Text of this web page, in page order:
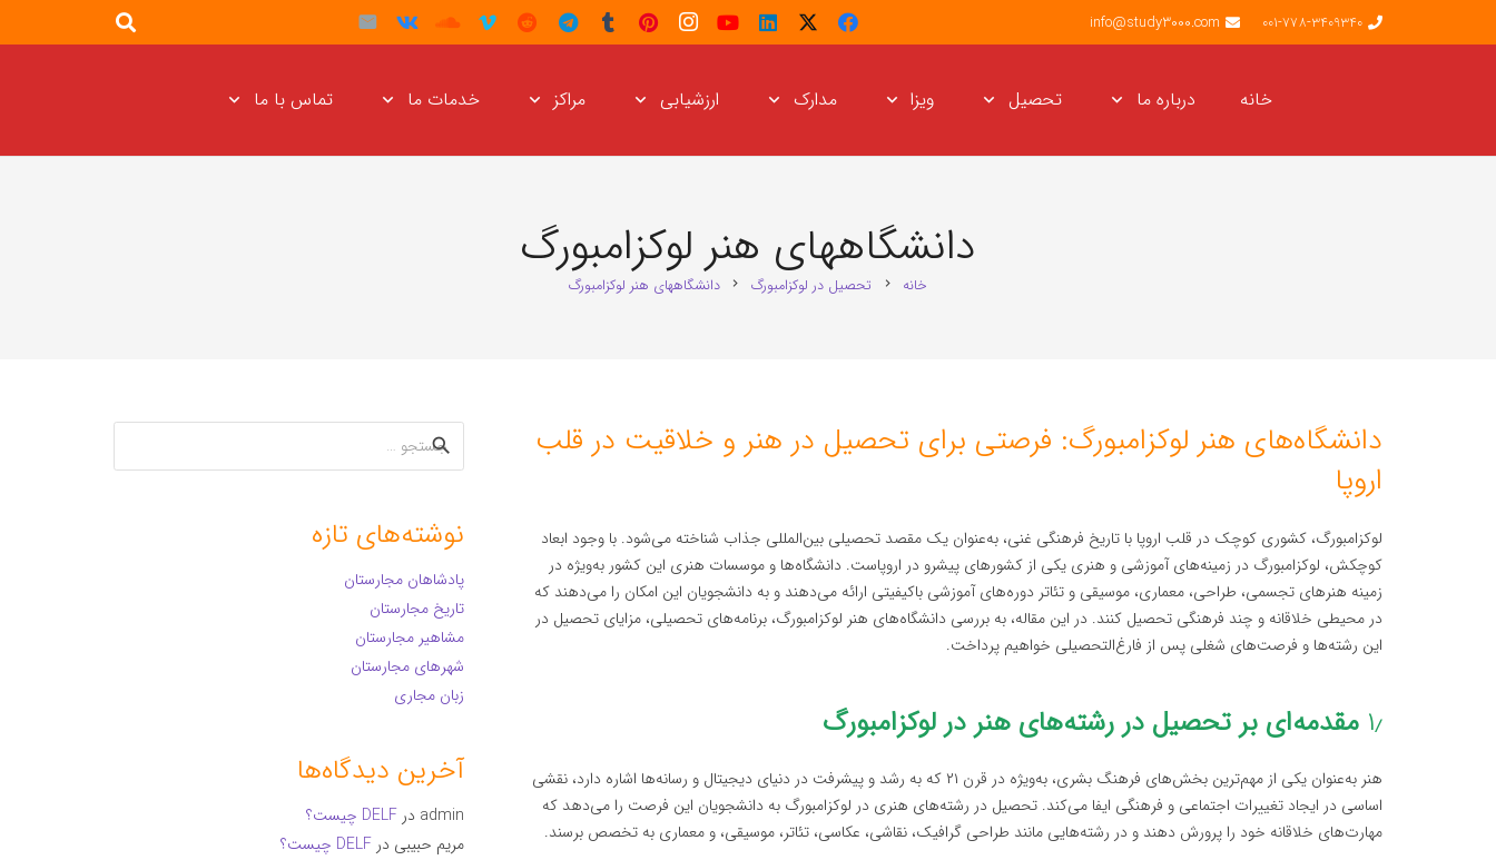
001-778-3409340
info@study3000.com
خانه درباره ما تحصیل ویزا مدارک ارزشیابی مراکز خدمات ما تماس با ما
دانشگاههای هنر لوکزامبورگ
خانه chevron_right تحصیل در لوکزامبورگ chevron_right دانشگاههای هنر لوکزامبورگ
دانشگاه‌های هنر لوکزامبورگ: فرصتی برای تحصیل در هنر و خلاقیت در قلب
اروپا
لوکزامبورگ، کشوری کوچک در قلب اروپا با تاریخ فرهنگی غنی، به‌عنوان یک مقصد تحصیلی بین‌المللی جذاب شناخته می‌شود. با وجود ابعاد
کوچکش، لوکزامبورگ در زمینه‌های آموزشی و هنری یکی از کشورهای پیشرو در اروپاست. دانشگاه‌ها و موسسات هنری این کشور به‌ویژه در
زمینه هنرهای تجسمی، طراحی، معماری، موسیقی و تئاتر دوره‌های آموزشی باکیفیتی ارائه می‌دهند و به دانشجویان این امکان را می‌دهند که
در محیطی خلاقانه و چند فرهنگی تحصیل کنند. در این مقاله، به بررسی دانشگاه‌های هنر لوکزامبورگ، برنامه‌های تحصیلی، مزایای تحصیل در
این رشته‌ها و فرصت‌های شغلی پس از فارغ‌التحصیلی خواهیم پرداخت.
۱٫ مقدمه‌ای بر تحصیل در رشته‌های هنر در لوکزامبورگ
هنر به‌عنوان یکی از مهم‌ترین بخش‌های فرهنگ بشری، به‌ویژه در قرن ۲۱ که به رشد و پیشرفت در دنیای دیجیتال و رسانه‌ها اشاره دارد، نقشی
اساسی در ایجاد تغییرات اجتماعی و فرهنگی ایفا می‌کند. تحصیل در رشته‌های هنری در لوکزامبورگ به دانشجویان این فرصت را می‌دهد که
مهارت‌های خلاقانه خود را پرورش دهند و در رشته‌هایی مانند طراحی گرافیک، نقاشی، عکاسی، تئاتر، موسیقی، و معماری به تخصص برسند.
جستجو
برای:
نوشته‌های تازه
پادشاهان مجارستان
تاریخ مجارستان
مشاهیر مجارستان
شهرهای مجارستان
زبان مجاری
آخرین دیدگاه‌ها
admin در DELF چیست؟
مریم حبیبی در DELF چیست؟